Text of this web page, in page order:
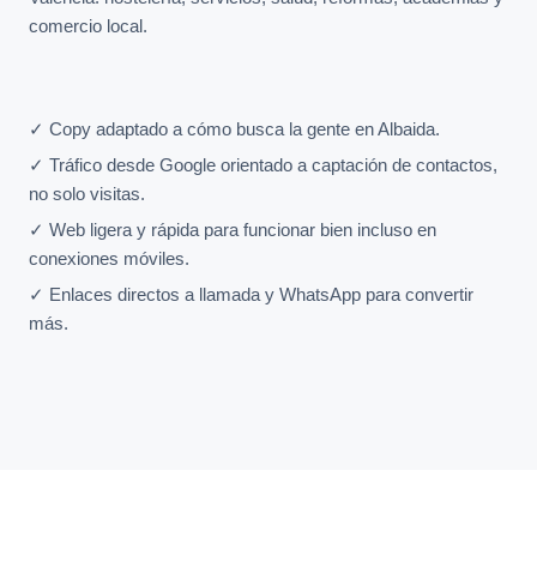
comercio local.
✓ Copy adaptado a cómo busca la gente en Albaida.
✓ Tráfico desde Google orientado a captación de contactos,
no solo visitas.
✓ Web ligera y rápida para funcionar bien incluso en
conexiones móviles.
✓ Enlaces directos a llamada y WhatsApp para convertir
más.